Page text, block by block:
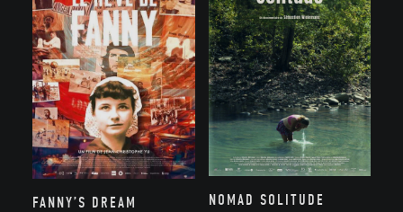
FANNY’S DREAM NOMAD SOLITUDE